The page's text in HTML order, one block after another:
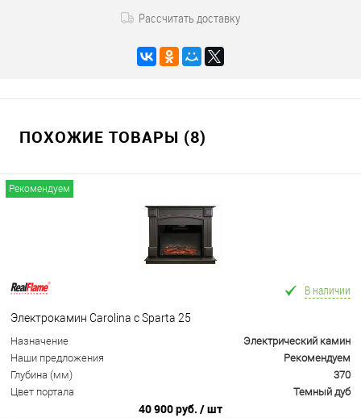
Рассчитать доставку
ПОХОЖИЕ ТОВАРЫ (8)
Рекомендуем
В наличии
Электрокамин Carolina с Sparta 25
Назначение
Электрический камин
Наши предложения
Рекомендуем
Глубина (мм)
370
Цвет портала
Темный дуб
40 900 руб. / шт